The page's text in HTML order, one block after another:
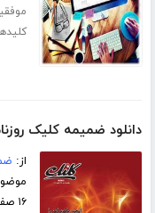
دانلود ضمیمه کلیک
از:
۱۶ صفحه